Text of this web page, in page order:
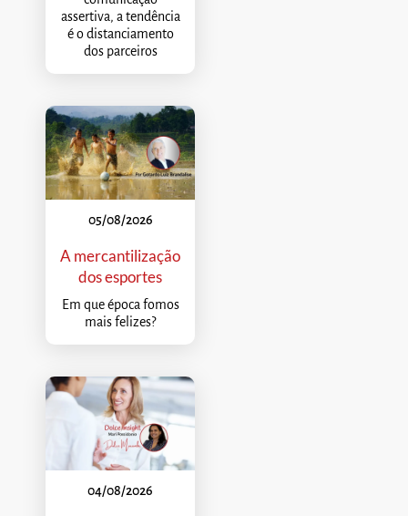
assertiva, a tendência
é o distanciamento
dos parceiros
05/08/2026
A mercantilização
dos esportes
Em que época fomos
mais felizes?
04/08/2026